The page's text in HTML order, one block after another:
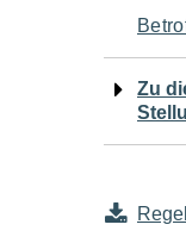
den
Zu